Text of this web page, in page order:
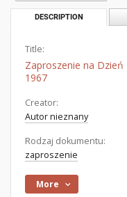
DESCRIPTION
Title:
Zaproszenie na Dzień
1967
Creator:
Autor nieznany
Rodzaj dokumentu:
zaproszenie
More